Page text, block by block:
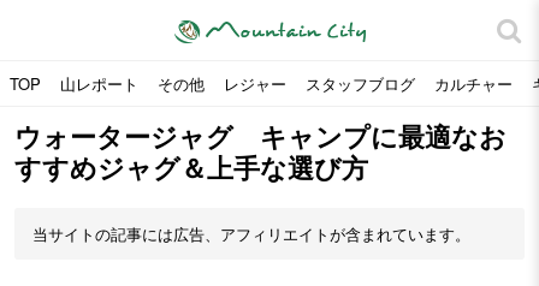
TOP 山レポート その他 レジャー スタッフブログ カルチャー
ウォータージャグ キャンプに最適なお
すすめジャグ＆上手な選び方
当サイトの記事には広告、アフィリエイトが含まれています。